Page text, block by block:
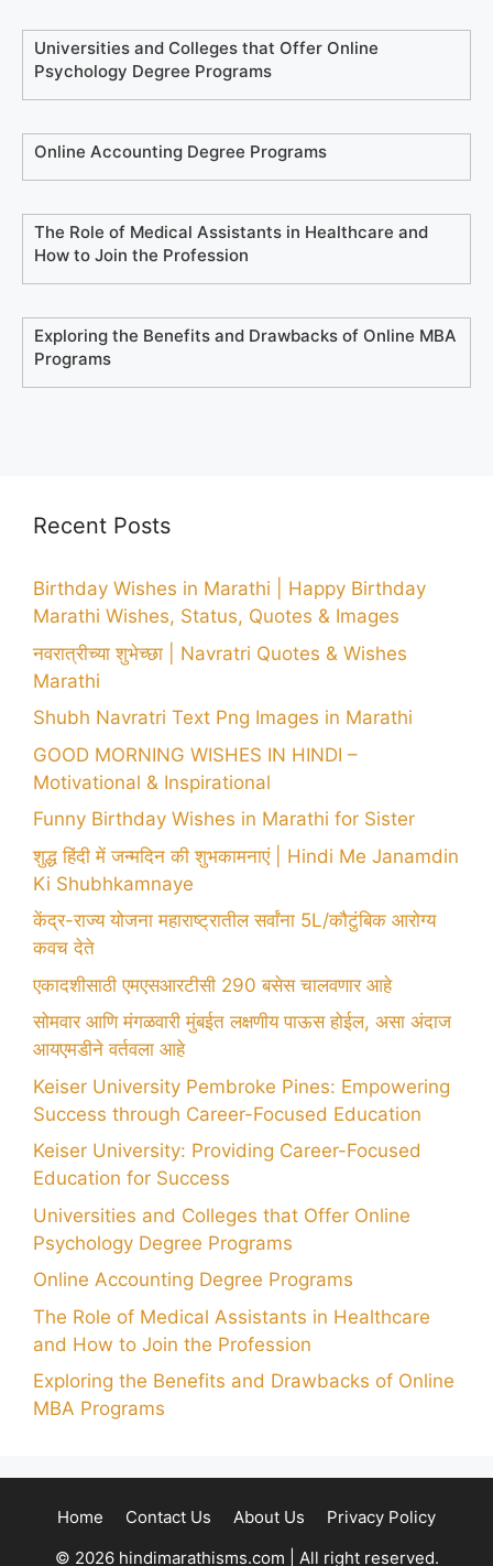
Universities and Colleges that Offer Online
Psychology Degree Programs
Online Accounting Degree Programs
The Role of Medical Assistants in Healthcare and
How to Join the Profession
Exploring the Benefits and Drawbacks of Online MBA
Programs
Recent Posts
Birthday Wishes in Marathi | Happy Birthday
Marathi Wishes, Status, Quotes & Images
नवरात्रीच्या शुभेच्छा | Navratri Quotes & Wishes
Marathi
Shubh Navratri Text Png Images in Marathi
GOOD MORNING WISHES IN HINDI –
Motivational & Inspirational
Funny Birthday Wishes in Marathi for Sister
शुद्ध हिंदी में जन्मदिन की शुभकामनाएं | Hindi Me Janamdin
Ki Shubhkamnaye
केंद्र-राज्य योजना महाराष्ट्रातील सर्वांना 5L/कौटुंबिक आरोग्य
कवच देते
एकादशीसाठी एमएसआरटीसी 290 बसेस चालवणार आहे
सोमवार आणि मंगळवारी मुंबईत लक्षणीय पाऊस होईल, असा अंदाज
आयएमडीने वर्तवला आहे
Keiser University Pembroke Pines: Empowering
Success through Career-Focused Education
Keiser University: Providing Career-Focused
Education for Success
Universities and Colleges that Offer Online
Psychology Degree Programs
Online Accounting Degree Programs
The Role of Medical Assistants in Healthcare
and How to Join the Profession
Exploring the Benefits and Drawbacks of Online
MBA Programs
Home Contact Us About Us
Privacy Policy
© 2026 hindimarathisms.com | All right reserved.